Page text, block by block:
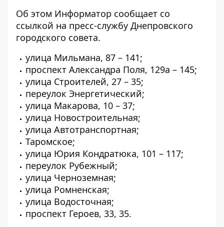
Об этом Информатор сообщает со
ссылкой на пресс-службу Днепровского
городского совета.
улица Мильмана, 87 – 141;
проспект Александра Поля, 129а – 145;
улица Строителей, 27 – 35;
переулок Энергетический;
улица Макарова, 10 – 37;
улица Новостроительная;
улица Автотранспортная;
Таромское;
улица Юрия Кондратюка, 101 – 117;
переулок Рубежный;
улица Черноземная;
улица Ромненская;
улица Водосточная;
проспект Героев, 33, 35.